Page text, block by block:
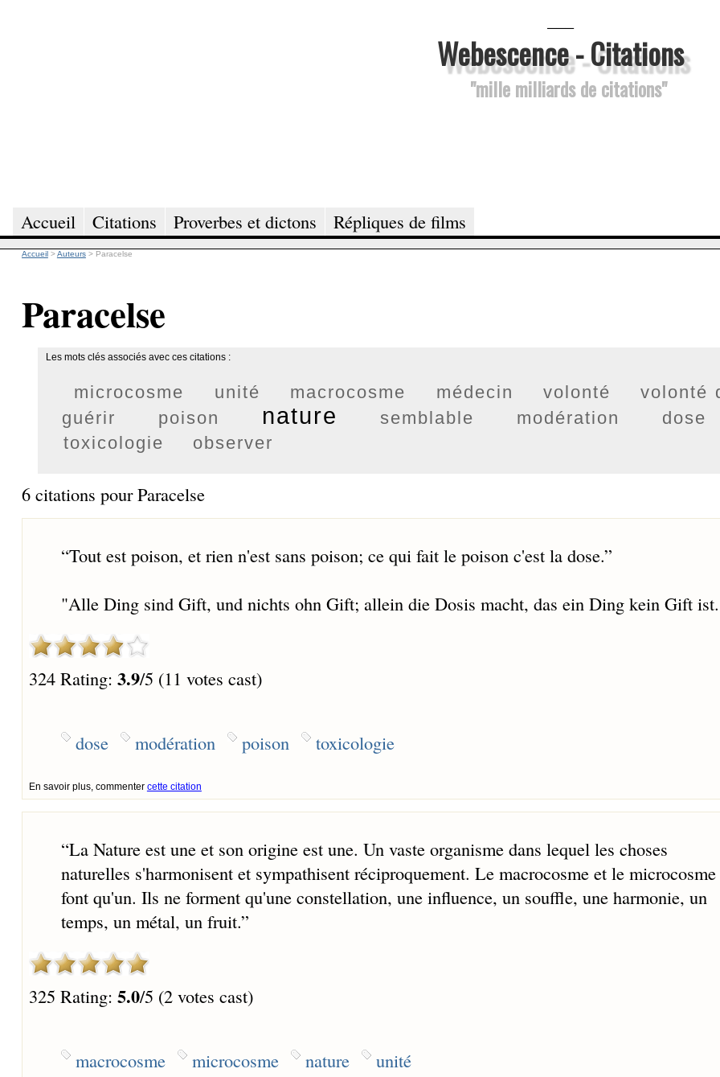
Webescence - Citations
"mille milliards de citations"
Accueil Citations Proverbes et dictons Répliques de films
Accueil >Auteurs > Paracelse
Paracelse
Les mots clés associés avec ces citations :
microcosme unité macrocosme médecin volonté
volonté
guérir
poison nature semblable modération
dose
toxicologie
observer
6 citations pour Paracelse
“Tout est poison, et rien n'est sans poison; ce qui fait le poison c'est la dose.”
"Alle Ding sind Gift, und nichts ohn Gift; allein die Dosis macht, das ein Ding kein Gift
324 Rating: 3.9/5 (11 votes cast)
dose modération poison toxicologie
En savoir plus, commenter cette citation
“La Nature est une et son origine est une. Un vaste organisme dans lequel les choses
naturelles s'harmonisent et sympathisent réciproquement. Le macrocosme et le microcosme
font qu'un. Ils ne forment qu'une constellation, une influence, un souffle, une harmonie, un
temps, un métal, un fruit.”
325 Rating: 5.0/5 (2 votes cast)
macrocosme microcosme nature unité